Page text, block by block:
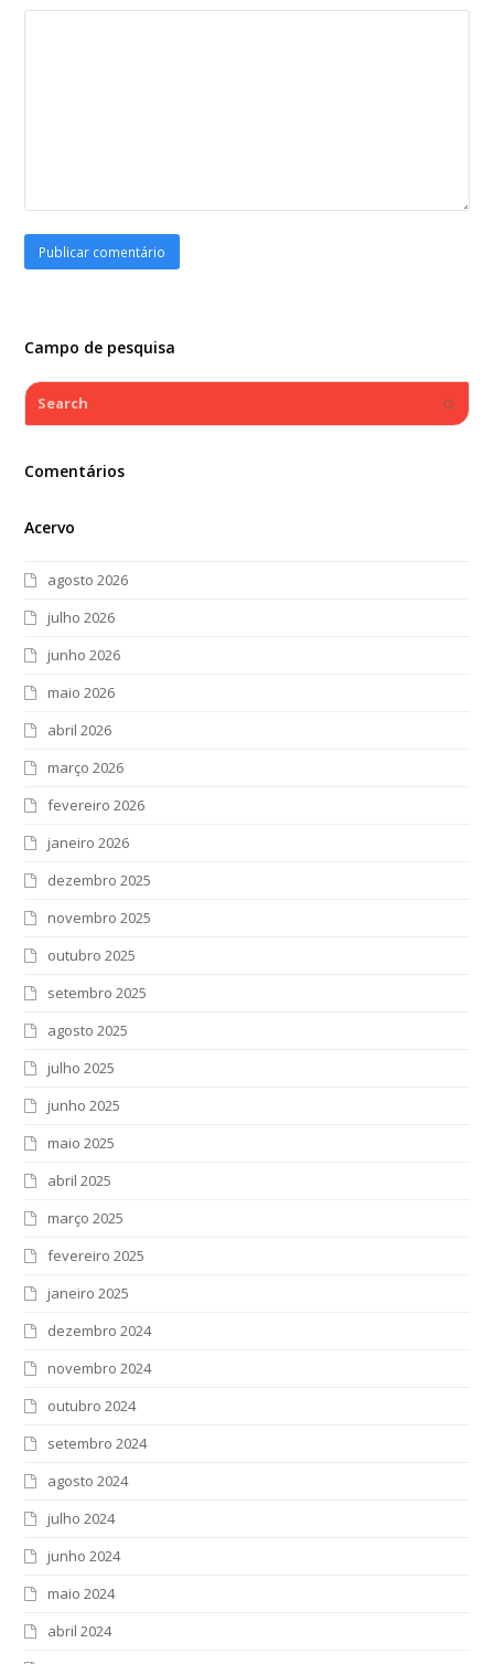
Campo de pesquisa
Search
Comentários
Acervo
agosto 2026
julho 2026
junho 2026
maio 2026
abril 2026
março 2026
fevereiro 2026
janeiro 2026
dezembro 2025
novembro 2025
outubro 2025
setembro 2025
agosto 2025
julho 2025
junho 2025
maio 2025
abril 2025
março 2025
fevereiro 2025
janeiro 2025
dezembro 2024
novembro 2024
outubro 2024
setembro 2024
agosto 2024
julho 2024
junho 2024
maio 2024
abril 2024